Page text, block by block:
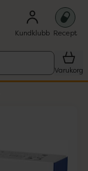
Kundklubb Recept
Varukorg